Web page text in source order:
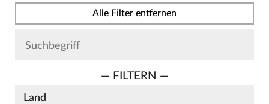
Alle Filter entfernen
— FILTERN —
Land